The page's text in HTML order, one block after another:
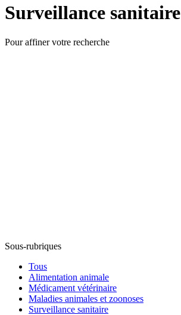
Surveillance sanitaire
Pour affiner votre recherche
Sous-rubriques
Tous
Alimentation animale
Médicament vétérinaire
Maladies animales et zoonoses
Surveillance sanitaire